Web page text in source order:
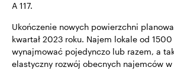
A 117.
Ukończenie nowych powierzchni
kwartał 2023 roku. Najem lokale od
wynajmować pojedynczo lub razem, a
elastyczny rozwój obecnych najemców